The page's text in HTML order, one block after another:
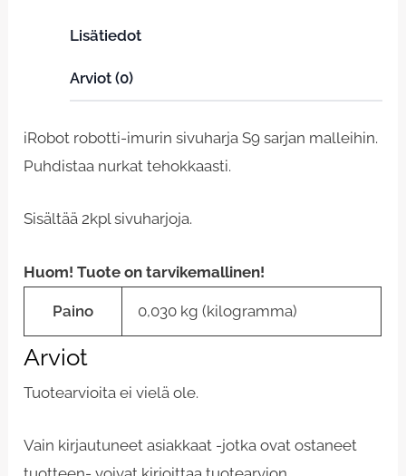
Lisätiedot
Arviot (0)
iRobot robotti-imurin sivuharja S9 sarjan malleihin.
Puhdistaa nurkat tehokkaasti.
Sisältää 2kpl sivuharjoja.
Huom! Tuote on tarvikemallinen!
Paino 0,030 kg (kilogramma)
Arviot
Tuotearvioita ei vielä ole.
Vain kirjautuneet asiakkaat -jotka ovat ostaneet